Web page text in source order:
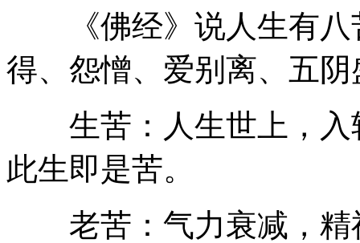
《佛经》说人生有八
得、怨憎、爱别离、五阴
生苦：人生世上，入
此生即是苦。
老苦：气力衰减，精